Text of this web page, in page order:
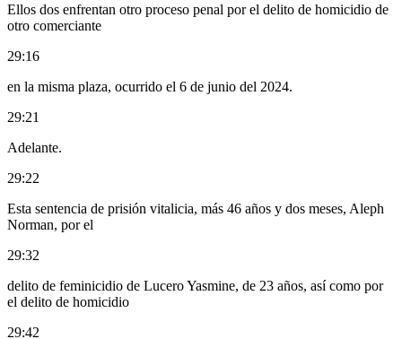
Ellos dos enfrentan otro proceso penal por el delito de homicidio de
otro comerciante
29:16
en la misma plaza, ocurrido el 6 de junio del 2024.
29:21
Adelante.
29:22
Esta sentencia de prisión vitalicia, más 46 años y dos meses, Aleph
Norman, por el
29:32
delito de feminicidio de Lucero Yasmine, de 23 años, así como por
el delito de homicidio
29:42